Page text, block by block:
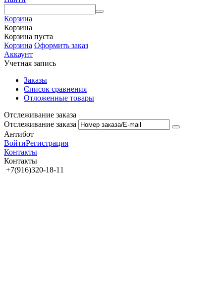
Корзина
Корзина
Корзина пуста
Корзина Оформить заказ
Аккаунт
Учетная запись
Заказы
Список сравнения
Отложенные товары
Отслеживание заказа
Отслеживание заказа
Антибот
ВойтиРегистрация
Контакты
Контакты
+7(916)320-18-11